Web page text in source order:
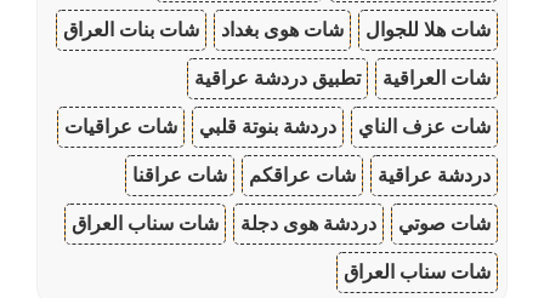
شات هلا للجوال شات هوى بغداد شات بنات العراق
شات العراقية تطبيق دردشة عراقية
شات عزف الناي دردشة بنوتة قلبي شات عراقيات
دردشة عراقية شات عراقكم شات عراقنا
شات صوتي دردشة هوى دجلة شات سناب العراق
شات سناب العراق